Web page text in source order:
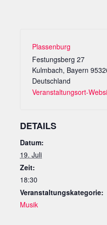
DETAILS
Datum:
19. Juli
Zeit:
18:30
Veranstaltungskategorie:
Musik
Plassenburg
Festungsberg 27
Kulmbach, Bayern
Deutschland
Veranstaltungsort-